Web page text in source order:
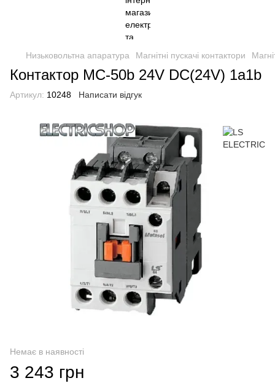
Низьковольтна апаратура Магнітні пускачі контактори
Контактор MC-50b 24V DC(24V) 1a1b
Артикул: 10248 Написати відгук
Немає в наявності
3 243 грн